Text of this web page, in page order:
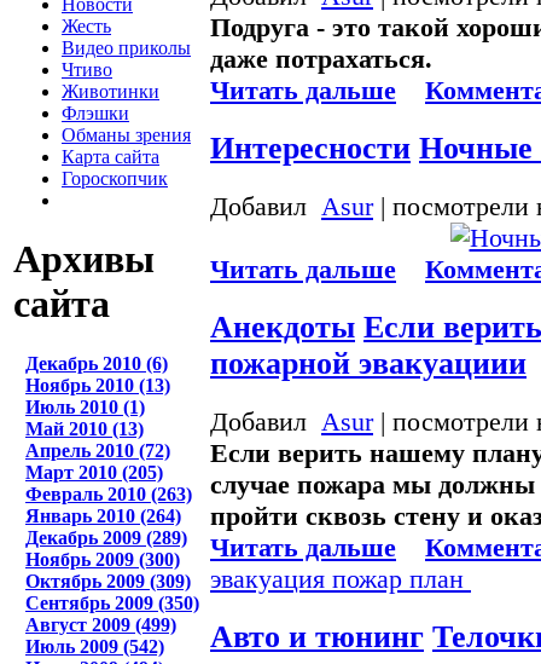
Жесть
Видео приколы
Чтиво
Животинки
Флэшки
Обманы зрения
Карта сайта
Гороскопчик
Архивы
сайта
Декабрь 2010 (6)
Ноябрь 2010 (13)
Июль 2010 (1)
Май 2010 (13)
Апрель 2010 (72)
Март 2010 (205)
Февраль 2010 (263)
Январь 2010 (264)
Декабрь 2009 (289)
Ноябрь 2009 (300)
Октябрь 2009 (309)
Сентябрь 2009 (350)
Август 2009 (499)
Июль 2009 (542)
Подруга - это такой
даже потрахаться.
Читать дальше
Интересности Ночные
Добавил Asur| посмотрели
Читать дальше
Анекдоты Если
пожарной эвакуациии
Добавил Asur| посмотрели
Если верить нашему
случае пожара мы должны
пройти сквозь стену и
Читать дальше
эвакуация пожар план
Авто и тюнинг